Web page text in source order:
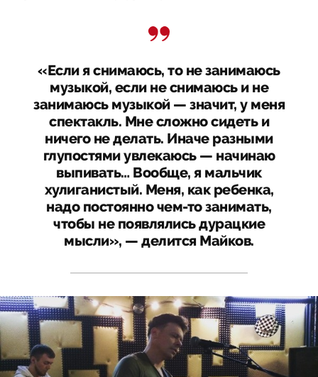
«Если я снимаюсь, то не занимаюсь
музыкой, если не снимаюсь и не
занимаюсь музыкой — значит, у меня
спектакль. Мне сложно сидеть и
ничего не делать. Иначе разными
глупостями увлекаюсь — начинаю
выпивать… Вообще, я мальчик
хулиганистый. Меня, как ребенка,
надо постоянно чем-то занимать,
чтобы не появлялись дурацкие
мысли», — делится Майков.